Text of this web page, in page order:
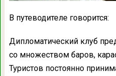
В путеводителе говорится:
Дипломатический клуб
со множеством баров,
Туристов постоянно